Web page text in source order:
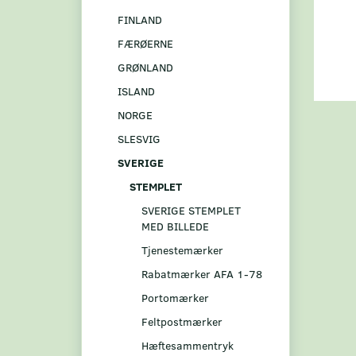
FINLAND
FÆRØERNE
GRØNLAND
ISLAND
NORGE
SLESVIG
SVERIGE
STEMPLET
SVERIGE STEMPLET
MED BILLEDE
Tjenestemærker
Rabatmærker AFA 1-78
Portomærker
Feltpostmærker
Hæftesammentryk